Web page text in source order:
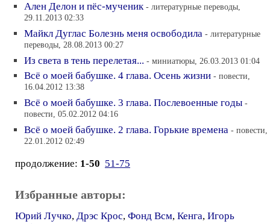
Ален Делон и пёс-мученик - литературные переводы,
29.11.2013 02:33
Майкл Дуглас Болезнь меня освободила - литературные
переводы, 28.08.2013 00:27
Из света в тень перелетая... - миниатюры, 26.03.2013 01:04
Всё о моей бабушке. 4 глава. Осень жизни - повести,
16.04.2012 13:38
Всё о моей бабушке. 3 глава. Послевоенные годы -
повести, 05.02.2012 04:16
Всё о моей бабушке. 2 глава. Горькие времена - повести,
22.01.2012 02:49
продолжение: 1-50 51-75
Избранные авторы:
Юрий Лучко, Дрэс Крос, Фонд Всм, Кенга, Игорь